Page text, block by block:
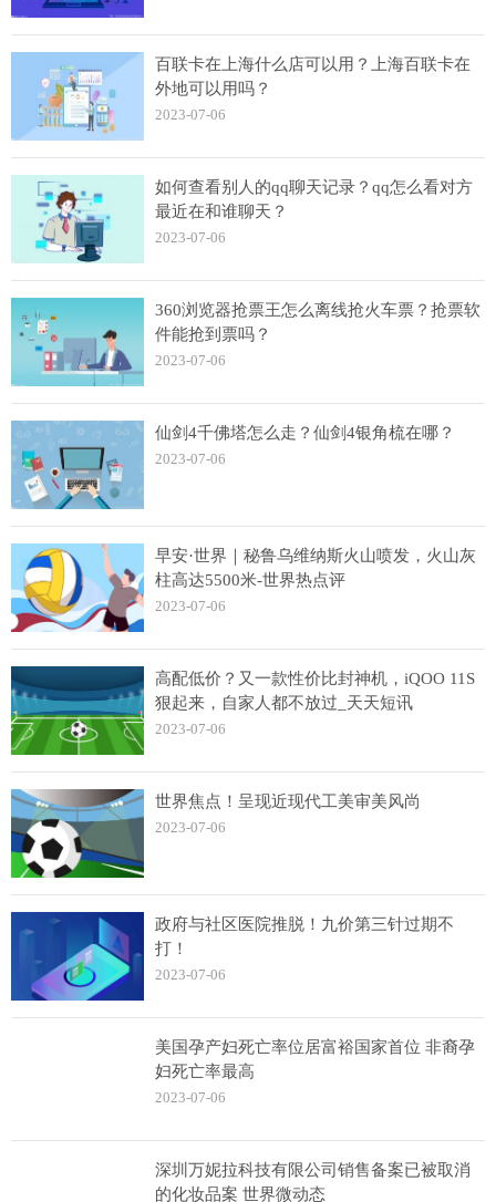
百联卡在上海什么店可以用？上海百联卡在
外地可以用吗？
2023-07-06
如何查看别人的qq聊天记录？qq怎么看对方
最近在和谁聊天？
2023-07-06
360浏览器抢票王怎么离线抢火车票？抢票软
件能抢到票吗？
2023-07-06
仙剑4千佛塔怎么走？仙剑4银角梳在哪？
2023-07-06
早安·世界｜秘鲁乌维纳斯火山喷发，火山灰
柱高达5500米-世界热点评
2023-07-06
高配低价？又一款性价比封神机，iQOO 11S
狠起来，自家人都不放过_天天短讯
2023-07-06
世界焦点！呈现近现代工美审美风尚
2023-07-06
政府与社区医院推脱！九价第三针过期不
打！
2023-07-06
美国孕产妇死亡率位居富裕国家首位 非裔孕
妇死亡率最高
2023-07-06
深圳万妮拉科技有限公司销售备案已被取消
的化妆品案 世界微动态